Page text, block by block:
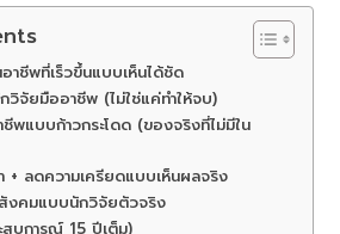
อาชีพที่เร็วขึ้นแบบเห็นได้ชัด
จัยมืออาชีพ (ไม่ใช่แค่ทำให้จบ)
พแบบก้าวกระโดด (ของจริงที่ไม่มีใน
+ ลดความเครียดแบบเห็นผลจริง
งคมแบบนักวิจัยตัวจริง